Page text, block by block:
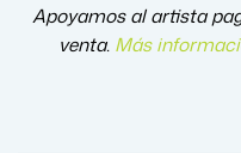
Apoyamos al artista
venta. Más